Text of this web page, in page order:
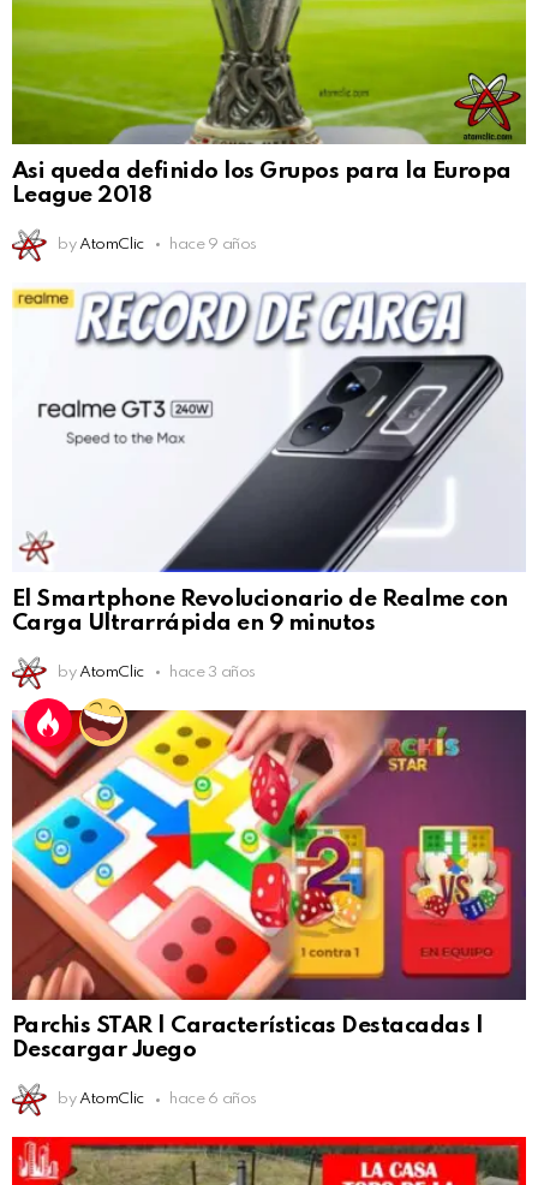
Asi queda definido los Grupos para la Europa
League 2018
by AtomClic hace 9 años
El Smartphone Revolucionario de Realme con
Carga Ultrarrápida en 9 minutos
by AtomClic hace 3 años
Parchis STAR | Características Destacadas |
Descargar Juego
by AtomClic hace 6 años